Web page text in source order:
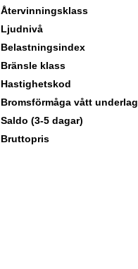
Återvinningsklass
Ljudnivå
Belastningsindex
Bränsle klass
Hastighetskod
Bromsförmåga vått underlag
Saldo (3-5 dagar)
Bruttopris